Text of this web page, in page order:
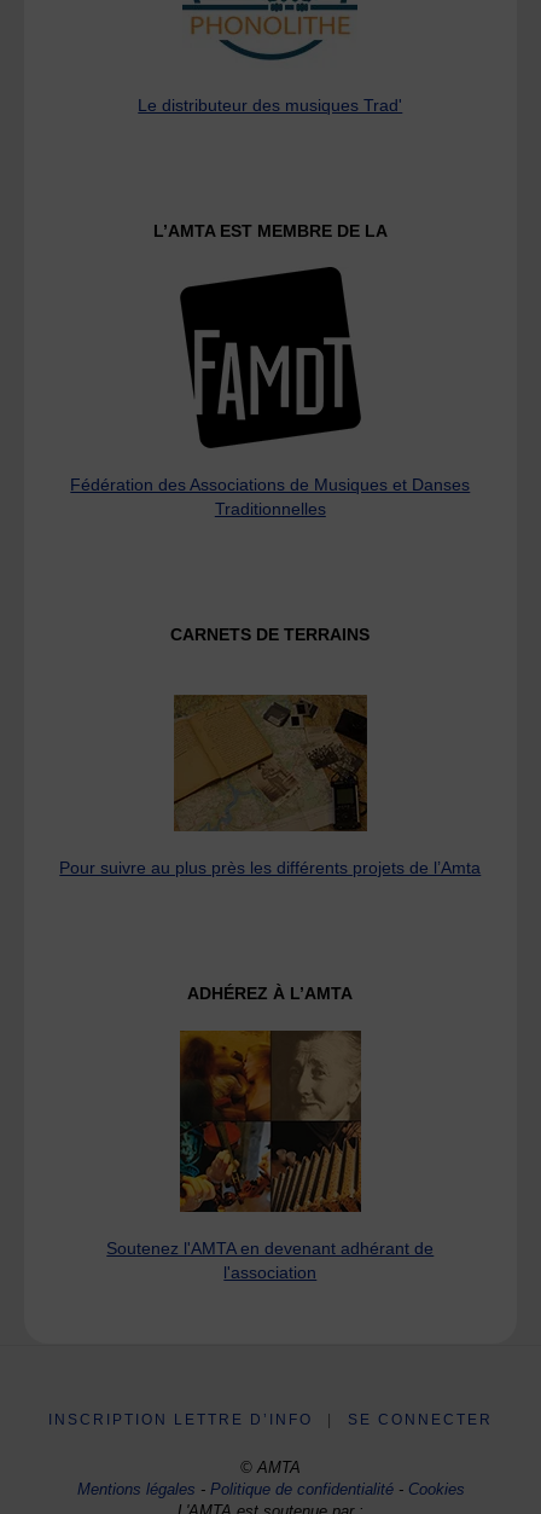
Le distributeur des musiques Trad'
L’AMTA EST MEMBRE DE LA
Fédération des Associations de Musiques et Danses
Traditionnelles
CARNETS DE TERRAINS
Pour suivre au plus près les différents projets de l’Amta
ADHÉREZ À L’AMTA
Soutenez l'AMTA en devenant adhérant de
l'association
INSCRIPTION LETTRE D’INFO SE CONNECTER
© AMTA
Mentions légales -Politique de confidentialité- Cookies
L'AMTA est soutenue par :